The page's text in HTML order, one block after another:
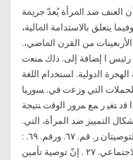
ﺍﻟﻌﻨﻒ ﺿﺪ ﺍﳌﺮﺃﺓ ﻳُﻌﺪّ ﺟﺮﳝﺔ
ﻳﺘﻌﻠﻖ ﺑﺎﻻﺳﺘﺪﺍﻣﺔ ﺍﳌﺎﻟﻴﺔ،
ﻣﻦ ﺍﻟﻘﺮﻥ ﺍﳌﺎﺿﻲ،.
ﺍ ﺇﻀﺎﻓﺔ ﺇﻟﻰ. ﺫﻟﻙ ﻤﻨﻌﺕ
ﺍﻟﺩﻭﻟﻴﺔ. ﺍﺴﺘﺨﺩﺍﻡ ﺍﻟﻠﻐﺔ
ﻟﻠﺤﻤﻼﺕ ﺍﻟﺘﻲ ﻭﺯﻋﺕ ﻓﻲ. ﺴﻭﺭﻴﺎ
ﻗﺩ ﺘﻐﻴ ﺭ ﻤﻊ ﻤﺭﻭﺭ ﺍﻟﻭﻗﺕ ﻨﺘﻴﺠﺔ
اﻟﺘﻤﻴﻴﺰ ﺿﺪ اﻟﻤﺮأة، اﻟﺘﻲ.
اﻋﺘﻤﺪﺗﻬﺎ اﻟﺠﻤﻌﻴﺔ اﻟﻌﺎﻣﺔ، 10. -١. -٤. ١. اﻟﺘﻮﺻﻴﺘﺎن ر. ﻗﻢ. ٦٧. ورﻗﻢ. ٦٩. :
ﻣﺨﻄﻂ أوﻟﻲ. ﻟﻠﻨُﻈﻢ اﻟﺸﺎﻣﻠﺔ ﻟﻠﻀﻤﺎن اﻻﺟﺘﻤﺎﻋﻲ. ٢٧ . إنّ ﺗﻮﺻﻴﺔ ﺗﺄﻣﻴﻦ